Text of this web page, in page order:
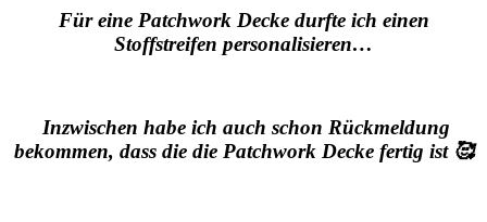
Für eine Patchwork Decke durfte ich einen
Stoffstreifen personalisieren…
Inzwischen habe ich auch schon Rückmeldung
bekommen, dass die die Patchwork Decke fertig ist 🥰